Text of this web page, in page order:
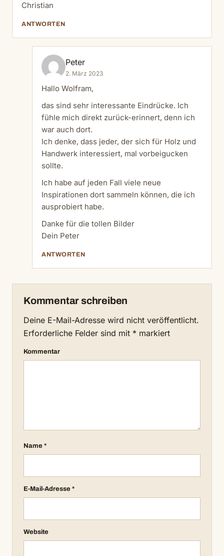
Christian
ANTWORTEN
Peter
2. März 2023
Hallo Wolfram,
das sind sehr interessante Eindrücke. Ich
fühle mich direkt zurück-erinnert, denn ich
war auch dort.
Ich denke, dass jeder, der sich für Holz und
Handwerk interessiert, mal vorbeigucken
sollte.
Ich habe auf jeden Fall viele neue
Inspirationen dort sammeln können, die ich
ausprobiert habe.
Danke für die tollen Bilder
Dein Peter
ANTWORTEN
Kommentar schreiben
Deine E-Mail-Adresse wird nicht veröffentlicht.
Erforderliche Felder sind mit * markiert
Kommentar
Name *
E-Mail-Adresse *
Website